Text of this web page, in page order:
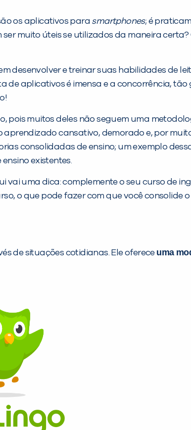
os aplicativos para smartphones; é
muito úteis se utilizados da maneira
desenvolver e treinar suas habilidades de
aplicativos é imensa e a concorrência,
pois muitos deles não seguem uma
aprendizado cansativo, demorado e, por
consolidadas de ensino; um exemplo
existentes.
uma dica: complemente o seu curso de
o que pode fazer com que você consolide
de situações cotidianas. Ele oferece uma